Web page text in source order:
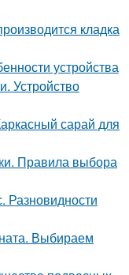
кладка
устройства
Устройство
сарай для
Правила выбора
Разновидности
Выбираем